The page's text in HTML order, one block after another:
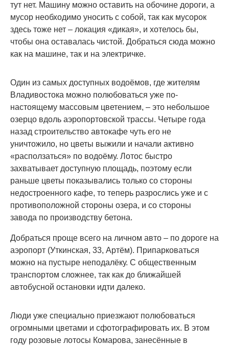
тут нет. Машину можно оставить на обочине дороги, а
мусор необходимо уносить с собой, так как мусорок
здесь тоже нет – локация «дикая», и хотелось бы,
чтобы она оставалась чистой. Добраться сюда можно
как на машине, так и на электричке.
Один из самых доступных водоёмов, где жителям
Владивостока можно полюбоваться уже по-
настоящему массовым цветением, – это небольшое
озерцо вдоль аэропортовской трассы. Четыре года
назад строительство автокафе чуть его не
уничтожило, но цветы выжили и начали активно
«расползаться» по водоёму. Лотос быстро
захватывает доступную площадь, поэтому если
раньше цветы показывались только со стороны
недостроенного кафе, то теперь разрослись уже и с
противоположной стороны озера, и со стороны
завода по производству бетона.
Добраться проще всего на личном авто – по дороге на
аэропорт (Уткинская, 33, Артём). Припарковаться
можно на пустыре неподалёку. С общественным
транспортом сложнее, так как до ближайшей
автобусной остановки идти далеко.
Люди уже специально приезжают полюбоваться
огромными цветами и сфотографировать их. В этом
году розовые лотосы Комарова, занесённые в